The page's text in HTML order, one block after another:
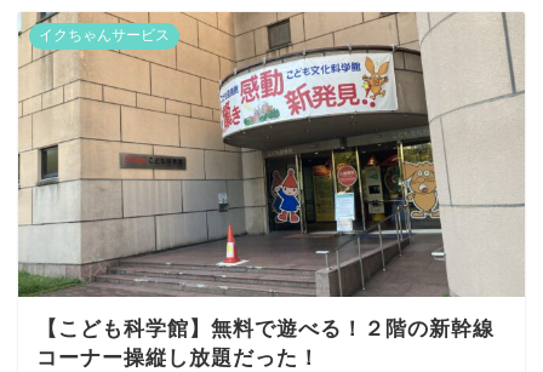
イクちゃんサービス
【こども科学館】無料で遊べる！２階の新幹線
コーナー操縦し放題だった！